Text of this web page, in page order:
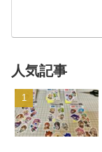
人気記事